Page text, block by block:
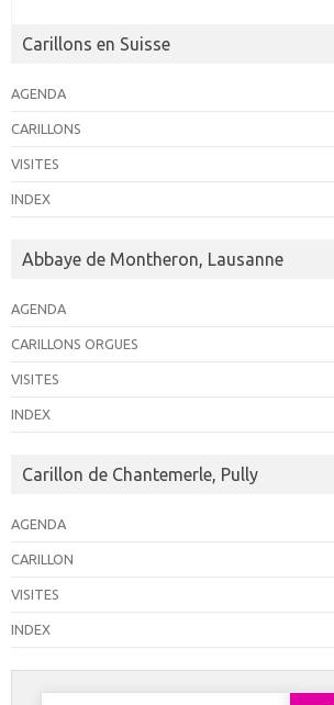
Carillons en Suisse
AGENDA
CARILLONS
VISITES
INDEX
Abbaye de Montheron, Lausanne
AGENDA
CARILLONS ORGUES
VISITES
INDEX
Carillon de Chantemerle, Pully
AGENDA
CARILLON
VISITES
INDEX
Rechercher :